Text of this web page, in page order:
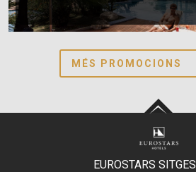
MÉS PROMOCIONS
EUROSTARS SITGES